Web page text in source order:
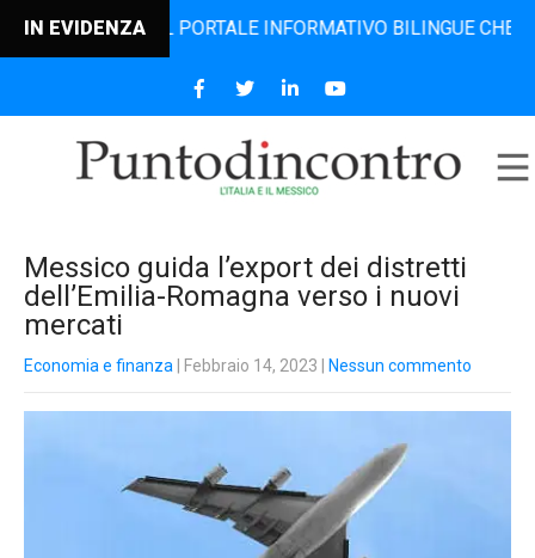
IN EVIDENZAIL PORTALE INFORMATIVO BILINGUE CHE DAL
Messico guida l’export dei distretti
dell’Emilia-Romagna verso i nuovi
mercati
Economia e finanza | Febbraio 14, 2023 Nessun commento